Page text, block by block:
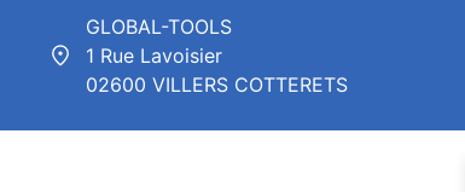
GLOBAL-TOOLS
1 Rue Lavoisier
02600 VILLERS COTTERETS